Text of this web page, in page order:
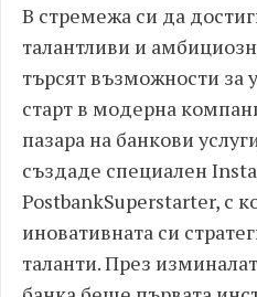
В стремежа си да
талантливи и
търсят възможности за
старт в модерна
пазара на банкови
създаде специален
PostbankSuperstarter, с
иновативната си
таланти. През